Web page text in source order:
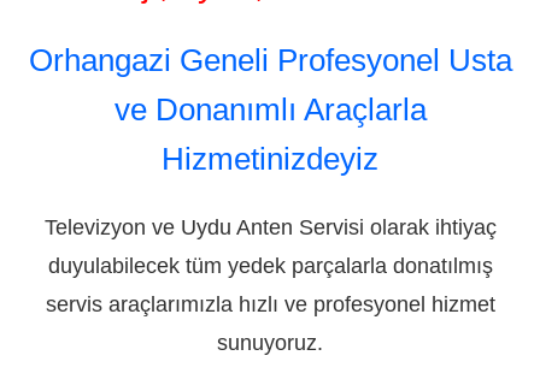
Orhangazi Geneli Profesyonel Usta
ve Donanımlı Araçlarla
Hizmetinizdeyiz
Televizyon ve Uydu Anten Servisi olarak ihtiyaç
duyulabilecek tüm yedek parçalarla donatılmış
servis araçlarımızla hızlı ve profesyonel hizmet
sunuyoruz.